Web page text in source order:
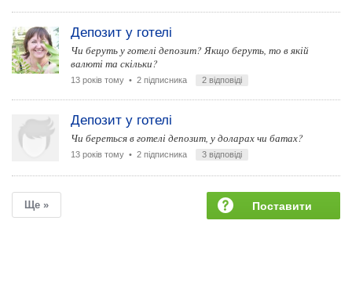
Депозит у готелі
Чи беруть у готелі депозит? Якщо беруть, то в якій
валюті та скільки?
13 років тому • 2 підписника 2 відповіді
Депозит у готелі
Чи береться в готелі депозит, у доларах чи батах?
13 років тому • 2 підписника 3 відповіді
Ще »
Поставити